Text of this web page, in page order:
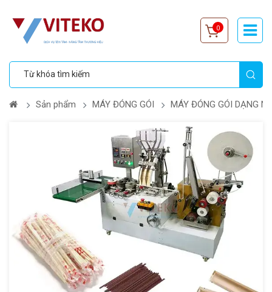
0
Sản phẩm MÁY ĐÓNG GÓI MÁY ĐÓNG GÓI DẠNG